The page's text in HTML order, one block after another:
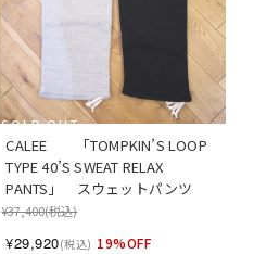
SOLD OUT
CALEE　　「TOMPKIN’S LOOP
TYPE 40’S SWEAT RELAX
PANTS」　スウェットパンツ
¥37,400(税込)
¥29,920(税込) 19%OFF